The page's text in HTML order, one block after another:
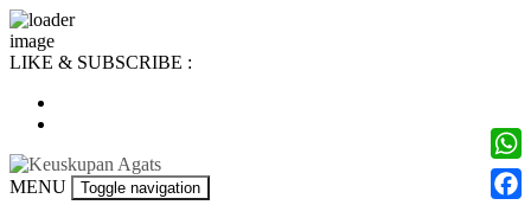
Skip
content
LIKE & SUBSCRIBE :
Keuskupan
MENU Toggle navigation